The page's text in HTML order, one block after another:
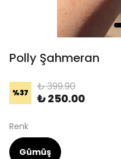
Polly Şahmeran
%37 ₺ 399.90
₺ 250.00
Renk
Gümüş